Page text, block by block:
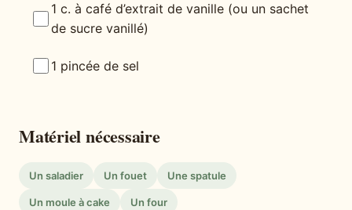
1 c. à café d’extrait de vanille (ou un sachet
de sucre vanillé)
1 pincée de sel
Matériel nécessaire
Un saladier Un fouet Une spatule
Un moule à cake Un four